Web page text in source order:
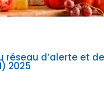
réseau d’alerte et de
2025